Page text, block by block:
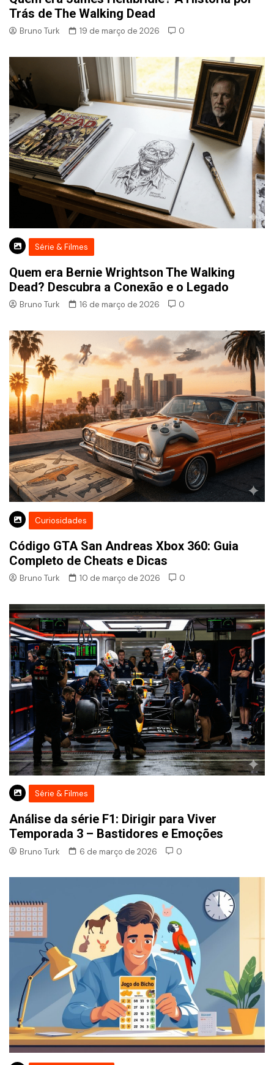
Trás de The Walking Dead
Bruno Turk 19 de março de 2026 0
Série & Filmes
Quem era Bernie Wrightson The Walking
Dead? Descubra a Conexão e o Legado
Bruno Turk 16 de março de 2026 0
Curiosidades
Código GTA San Andreas Xbox 360: Guia
Completo de Cheats e Dicas
Bruno Turk 10 de março de 2026 0
Série & Filmes
Análise da série F1: Dirigir para Viver
Temporada 3 – Bastidores e Emoções
Bruno Turk 6 de março de 2026 0